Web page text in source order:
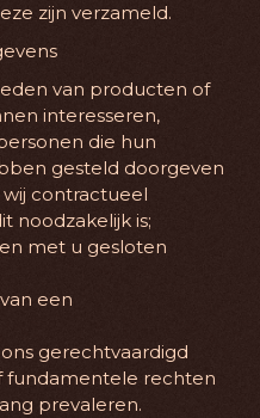
zijn verzameld.
van producten of
interesseren,
die hun
gesteld doorgeven
contractueel
noodzakelijk is;
met u gesloten
een
gerechtvaardigd
fundamentele rechten
prevaleren.